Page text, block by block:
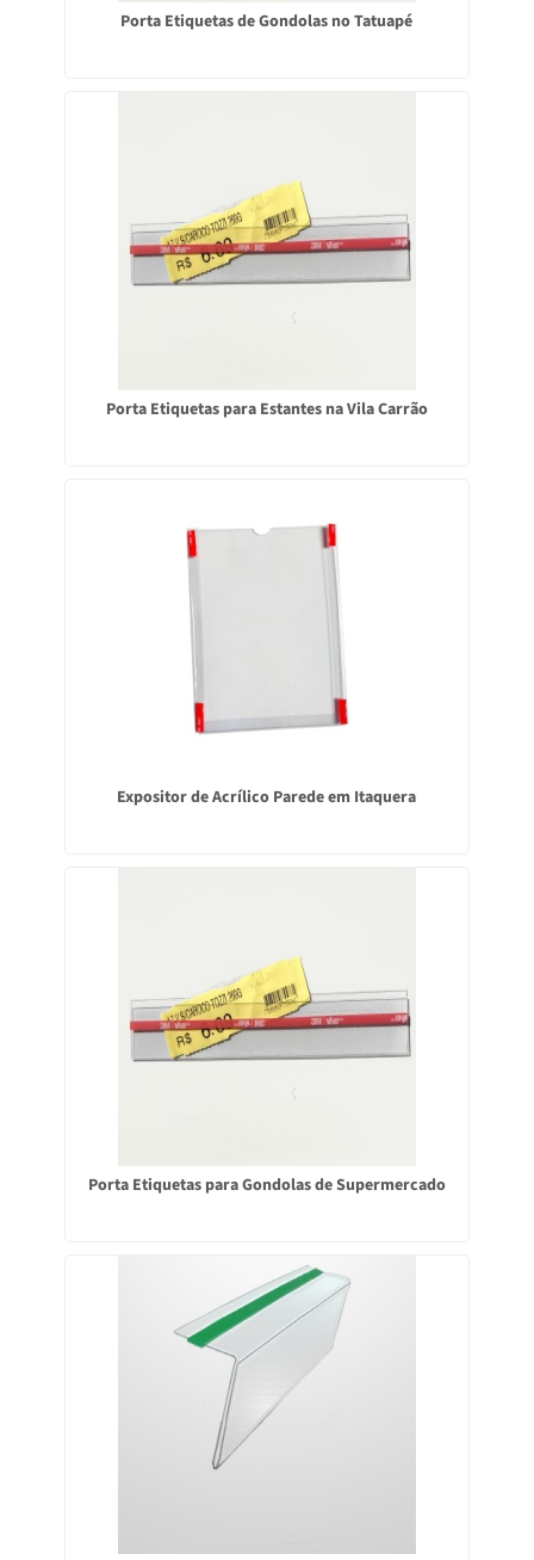
Porta Etiquetas de Gondolas no Tatuapé
Porta Etiquetas para Estantes na Vila Carrão
Expositor de Acrílico Parede em Itaquera
Porta Etiquetas para Gondolas de Supermercado